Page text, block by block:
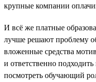
крупные компании
И всё же платные
лучше решают проблему
вложенные средства
и ответственно
посмотреть обучающий